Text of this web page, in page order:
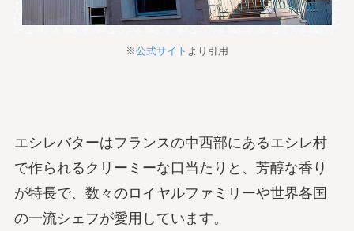
※公式サイト より引用
エシレバターはフランスの中西部にあるエシレ村
で作られるクリーミーな口当たりと、芳醇な香り
が特長で、数々のロイヤルファミリーや世界各国
の一流シェフが愛用しています。